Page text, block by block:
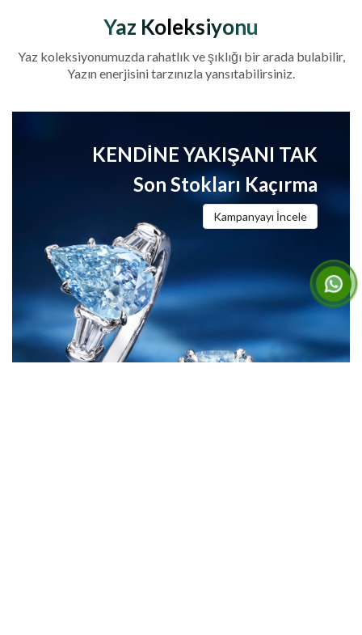
Yaz Koleksiyonu
Yaz koleksiyonumuzda rahatlık ve şıklığı bir arada bulabilir,
Yazın enerjisini tarzınızla yansıtabilirsiniz.
KENDINE YAKIŞANI TAK
Son Stokları Kaçırma
Kampanyayı İncele